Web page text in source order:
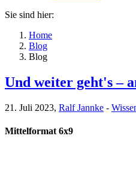
Sie sind hier:
Home
Blog
Blog
Und weiter geht's –
21. Juli 2023, Ralf Jannke -
Mittelformat 6x9